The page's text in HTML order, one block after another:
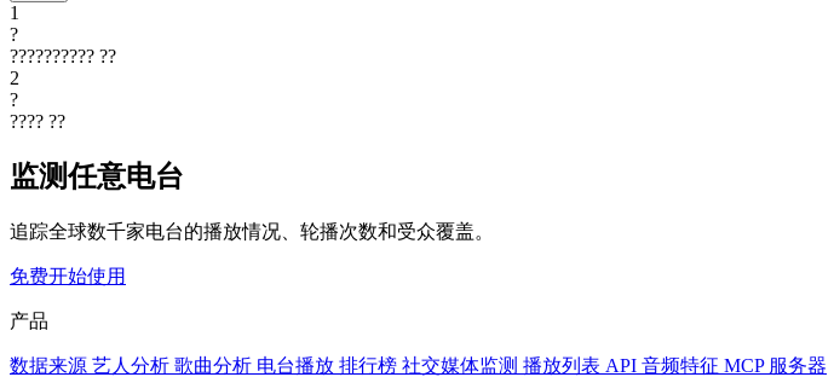
1
?
?????????? ??
2
?
???? ??
监测任意电台
追踪全球数千家电台的播放情况、轮播次数和受众覆盖。
免费开始使用
产品
数据来源 艺人分析 歌曲分析 电台播放 排行榜 社交媒体监测 播放列表 API 音频特征 MCP 服务器